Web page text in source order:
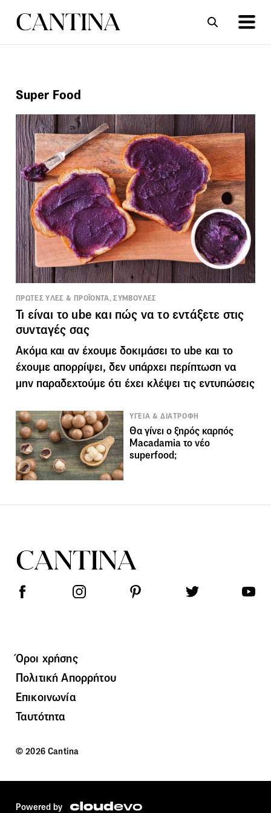
ΣΥΝΤΑΓΕΣ
Super Food
ΠΡΩΤΕΣ ΥΛΕΣ & ΠΡΟΪΟΝΤΑ, ΣΥΜΒΟΥΛΕΣ
Τι είναι το ube και πώς να το εντάξετε στις
συνταγές σας
Ακόμα και αν έχουμε δοκιμάσει το ube και το
έχουμε απορρίψει, δεν υπάρχει περίπτωση να
μην παραδεχτούμε ότι έχει κλέψει τις εντυπώσεις
ΥΓΕΙΑ & ΔΙΑΤΡΟΦΗ
Θα γίνει ο ξηρός καρπός
Μacadamia το νέο
superfood;
Όροι χρήσης
Πολιτική Απορρήτου
Επικοινωνία
Ταυτότητα
© 2026 Cantina
Powered by